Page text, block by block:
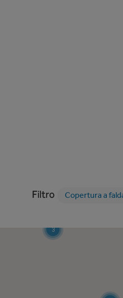
Filtro Copertura a
3